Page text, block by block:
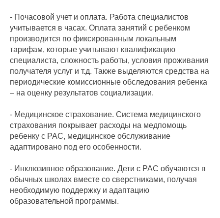
- Почасовой учет и оплата. Работа специалистов
учитывается в часах. Оплата занятий с ребенком
производится по фиксированным локальным
тарифам, которые учитывают квалификацию
специалиста, сложность работы, условия проживания
получателя услуг и т.д. Также выделяются средства на
периодические комиссионные обследования ребенка
– на оценку результатов социализации.
- Медицинское страхование. Система медицинского
страхования покрывает расходы на медпомощь
ребенку с РАС, медицинское обслуживание
адаптировано под его особенности.
- Инклюзивное образование. Дети с РАС обучаются в
обычных школах вместе со сверстниками, получая
необходимую поддержку и адаптацию
образовательной программы.